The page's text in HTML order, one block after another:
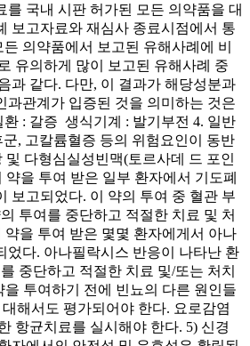
를 국내 시판 허가된 모든 의약품을 대
보고자료와 재심사 종료시점에서 통
의약품에서 보고된 유해사례에 비
유의하게 많이 보고된 유해사례 중
과 같다. 다만, 이 결과가 해당성분과
과관계가 입증된 것을 의미하는 것은
: 갈증 ­ 생식기계 : 발기부전 4. 일반
, 고칼륨혈증 등의 위험요인이 동반
및 다형심실성빈맥(토르사데 드 포인
약을 투여 받은 일부 환자에서 기도폐
보고되었다. 이 약의 투여 중 혈관 부
투여를 중단하고 적절한 치료 및 처
약을 투여 받은 몇몇 환자에게서 아나
었다. 아나필락시스 반응이 나타난 환
중단하고 적절한 치료 및/또는 처치
을 투여하기 전에 빈뇨의 다른 원인들
해서도 평가되어야 한다. 요로감염
항균치료를 실시해야 한다. 5) 신경